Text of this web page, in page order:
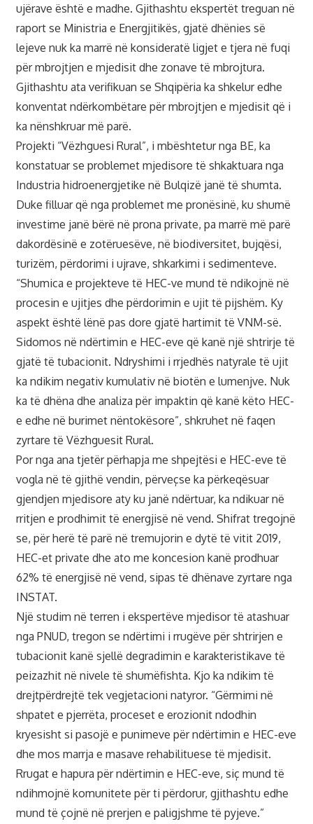
ujërave është e madhe. Gjithashtu ekspertët treguan në
raport se Ministria e Energjitikës, gjatë dhënies së
lejeve nuk ka marrë në konsideratë ligjet e tjera në fuqi
për mbrojtjen e mjedisit dhe zonave të mbrojtura.
Gjithashtu ata verifikuan se Shqipëria ka shkelur edhe
konventat ndërkombëtare për mbrojtjen e mjedisit që i
ka nënshkruar më parë.
Projekti “Vëzhguesi Rural”, i mbështetur nga BE, ka
konstatuar se problemet mjedisore të shkaktuara nga
Industria hidroenergjetike në Bulqizë janë të shumta.
Duke filluar që nga problemet me pronësinë, ku shumë
investime janë bërë në prona private, pa marrë më parë
dakordësinë e zotëruesëve, në biodiversitet, bujqësi,
turizëm, përdorimi i ujrave, shkarkimi i sedimenteve.
“Shumica e projekteve të HEC-ve mund të ndikojnë në
procesin e ujitjes dhe përdorimin e ujit të pijshëm. Ky
aspekt është lënë pas dore gjatë hartimit të VNM-së.
Sidomos në ndërtimin e HEC-eve që kanë një shtrirje të
gjatë të tubacionit. Ndryshimi i rrjedhës natyrale të ujit
ka ndikim negativ kumulativ në biotën e lumenjve. Nuk
ka të dhëna dhe analiza për impaktin që kanë këto HEC-
e edhe në burimet nëntokësore”, shkruhet në faqen
zyrtare të Vëzhguesit Rural.
Por nga ana tjetër përhapja me shpejtësi e HEC-eve të
vogla në të gjithë vendin, përveçse ka përkeqësuar
gjendjen mjedisore aty ku janë ndërtuar, ka ndikuar në
rritjen e prodhimit të energjisë në vend. Shifrat tregojnë
se, për herë të parë në tremujorin e dytë të vitit 2019,
HEC-et private dhe ato me koncesion kanë prodhuar
62% të energjisë në vend, sipas të dhënave zyrtare nga
INSTAT.
Një studim në terren i ekspertëve mjedisor të atashuar
nga PNUD, tregon se ndërtimi i rrugëve për shtrirjen e
tubacionit kanë sjellë degradimin e karakteristikave të
peizazhit në nivele të shumëfishta. Kjo ka ndikim të
drejtpërdrejtë tek vegjetacioni natyror. “Gërmimi në
shpatet e pjerrëta, proceset e erozionit ndodhin
kryesisht si pasojë e punimeve për ndërtimin e HEC-eve
dhe mos marrja e masave rehabilituese të mjedisit.
Rrugat e hapura për ndërtimin e HEC-eve, siç mund të
ndihmojnë komunitete për ti përdorur, gjithashtu edhe
mund të çojnë në prerjen e paligjshme të pyjeve.”